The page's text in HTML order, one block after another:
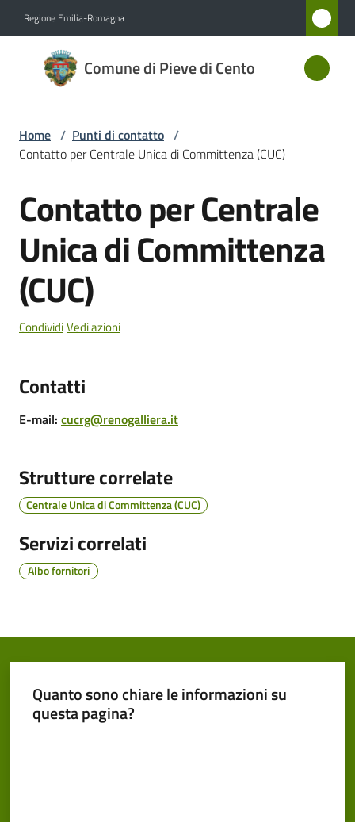
Regione Emilia-Romagna
Comune di Pieve di Cento
Comune
di Pieve
Novità
Servizi
Vivere
Pieve
di
Trasparente
Tutti
gli
argomenti...
Home / Punti di contatto /
Contatto per Centrale Unica di Committenza (CUC)
Salta al contenuto
Contatto per Centrale
Unica di Committenza
(CUC)
CondividiVedi azioni
Contatti
E-mail: cucrg@renogalliera.it
Strutture correlate
Centrale Unica di Committenza (CUC)
Servizi correlati
Albo fornitori
Quanto sono chiare le informazioni su
questa pagina?